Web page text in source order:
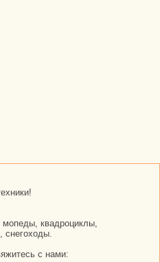
мопеды, квадроциклы,
снегоходы.
с нами: